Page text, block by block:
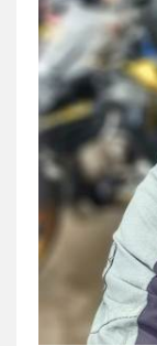
לבן תעבורה
וחקירות
אלימות